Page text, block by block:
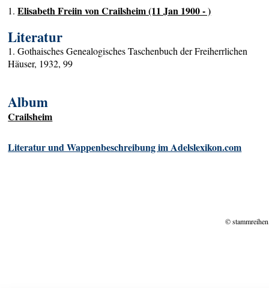
1.Elisabeth Freiin von Crailsheim (11 Jan 1900 - )
Literatur
1. Gothaisches Genealogisches Taschenbuch der Freiherrlichen
Häuser, 1932, 99
Album
Crailsheim
Literatur und Wappenbeschreibung im Adelslexikon.com
©